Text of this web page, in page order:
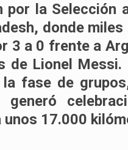
por la Selección
, donde
3 a 0 frente a
de Lionel Messi.
fase de
generó
unos 17.000